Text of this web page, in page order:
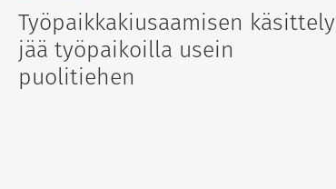
Työpaikkakiusaamisen käsittely
jää työpaikoilla usein
puolitiehen